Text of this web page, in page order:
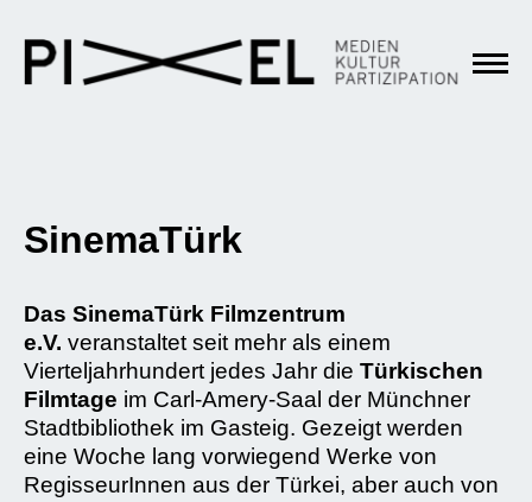
SinemaTürk
Das SinemaTürk Filmzentrum
e.V. veranstaltet seit mehr als einem
Vierteljahrhundert jedes Jahr die Türkischen
Filmtage im Carl-Amery-Saal der Münchner
Stadtbibliothek im Gasteig. Gezeigt werden
eine Woche lang vorwiegend Werke von
RegisseurInnen aus der Türkei, aber auch von